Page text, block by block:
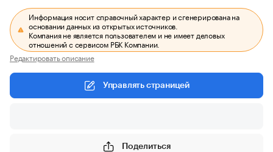
Информация носит справочный характер и сгенерирована на
основании данных из открытых источников.
Компания не является пользователем и не имеет деловых
отношений с сервисом РБК Компании.
Редактировать описание
Управлять страницей
Поделиться